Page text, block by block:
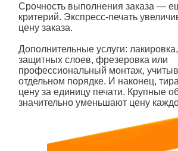
Срочность выполнения заказа —
критерий. Экспресс-печать
цену заказа.
Дополнительные услуги: лакировка,
защитных слоев, фрезеровка или
профессиональный монтаж,
отдельном порядке. И наконец,
цену за единицу печати. Крупные
значительно уменьшают цену